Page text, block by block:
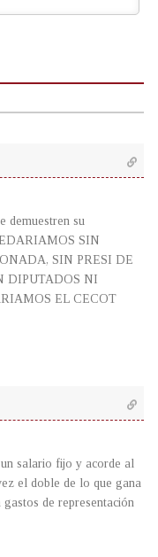
demuestren su
SIN
SIN PRESI DE
DIPUTADOS NI
EL CECOT
salario fijo y acorde al
el doble de lo que gana
de representación